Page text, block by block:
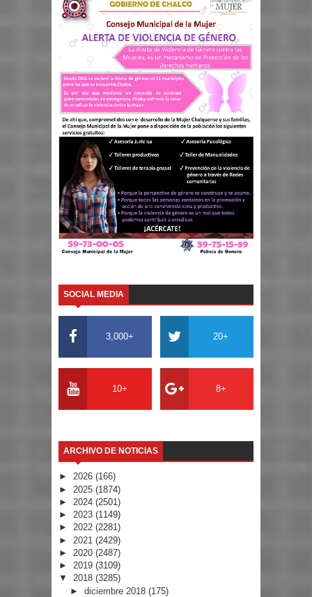
SOCIAL MEDIA
3,000+ 20+
10+ 8+
ARCHIVO DE NOTICIAS
► 2026 (166)
► 2025 (1874)
► 2024 (2501)
► 2023 (1149)
► 2022 (2281)
► 2021 (2429)
► 2020 (2487)
► 2019 (3109)
▼ 2018 (3285)
► diciembre 2018 (175)